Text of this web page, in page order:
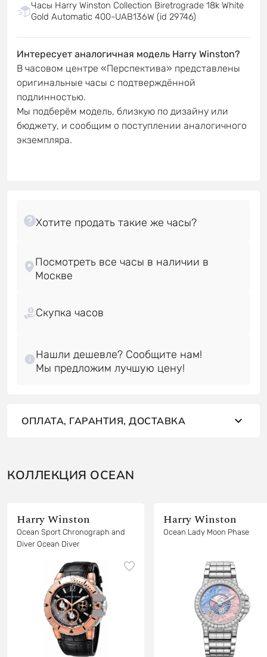
Часы Harry Winston Collection Biretrograde 18k White
Gold Automatic 400-UAB136W (id 29746)
Интересует аналогичная модель Harry Winston?
В часовом центре «Перспектива» представлены
оригинальные часы с подтверждённой
подлинностью.
Мы подберём модель, близкую по дизайну или
бюджету, и сообщим о поступлении аналогичного
экземпляра.
Посмотреть все часы в наличии в
Скупка часов
Нашли дешевле? Сообщите нам!
ОПЛАТА, ГАРАНТИЯ, ДОСТАВКА
КОЛЛЕКЦИЯ OCEAN
Harry Winston
Ocean Sport Chronograph and
Diver Ocean Diver
Harry Winston
Ocean Lady Moon Phase